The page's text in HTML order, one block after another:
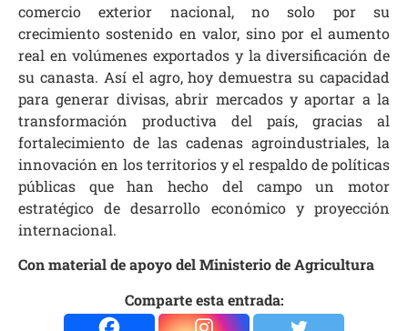
comercio exterior nacional, no solo por su
crecimiento sostenido en valor, sino por el aumento
real en volúmenes exportados y la diversificación de
su canasta. Así el agro, hoy demuestra su capacidad
para generar divisas, abrir mercados y aportar a la
transformación productiva del país, gracias al
fortalecimiento de las cadenas agroindustriales, la
innovación en los territorios y el respaldo de políticas
públicas que han hecho del campo un motor
estratégico de desarrollo económico y proyección
internacional.
Con material de apoyo del Ministerio de Agricultura
Comparte esta entrada: